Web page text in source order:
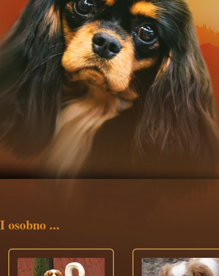
I osobno ...